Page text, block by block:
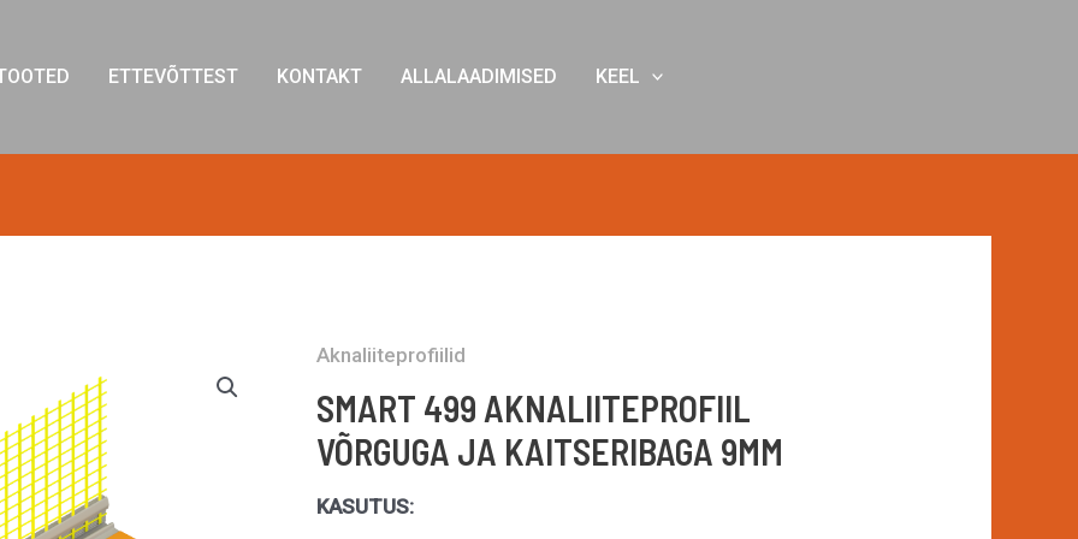
ETTEVÕTTEST KONTAKT ALLALAADIMISED KEEL
Aknaliiteprofiilid
SMART 499 AKNALIITEPROFIIL
VÕRGUGA JA KAITSERIBAGA 9MM
KASUTUS: